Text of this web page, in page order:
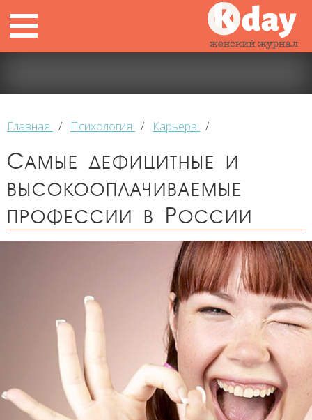
Главная / Психология / Карьера /
Самые дефицитные и
высокооплачиваемые
профессии в России